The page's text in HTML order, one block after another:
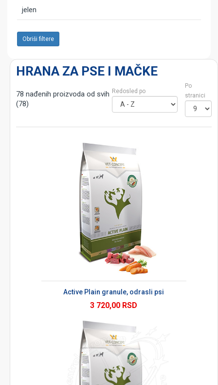
jelen
Obriši filtere
HRANA ZA PSE I MAČKE
78 nađenih proizvoda od svih
(78)
Redosled po
Po
stranici
Active Plain granule, odrasli psi
3 720,00 RSD